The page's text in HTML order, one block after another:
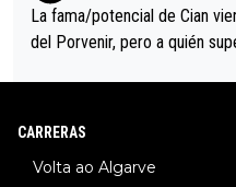
La fama/potencial de Cian
del Porvenir, pero a quién
8.Lenny Martinez (Bahrein),
CARRERAS
Volta ao Algarve